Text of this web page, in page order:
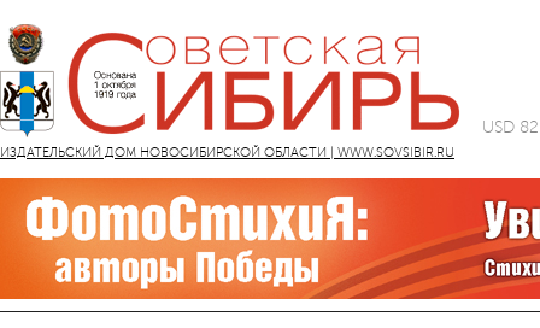
ИЗДАТЕЛЬСКИЙ ДОМ НОВОСИБИРСКОЙ ОБЛАСТИ | WWW.SOVSIBIR.RU
USD